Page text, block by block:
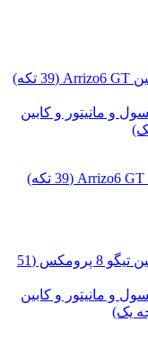
محافظ خودترمیم کنسول و مانیتور و کابین Arrizo6 GT (39 تکه)
2,900,000 تومان